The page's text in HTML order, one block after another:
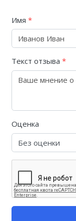
Имя *
Текст отзыва *
Оценка